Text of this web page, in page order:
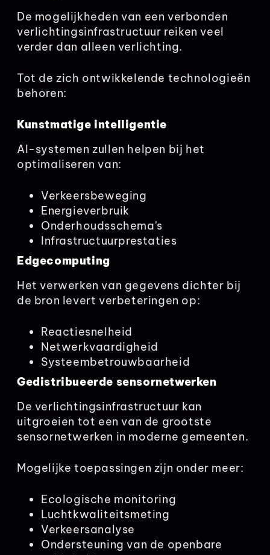
De mogelijkheden van een verbonden
verlichtingsinfrastructuur reiken veel
verder dan alleen verlichting.
Tot de zich ontwikkelende technologieën
behoren:
Kunstmatige intelligentie
AI-systemen zullen helpen bij het
optimaliseren van:
Verkeersbeweging
Energieverbruik
Onderhoudsschema's
Infrastructuurprestaties
Edgecomputing
Het verwerken van gegevens dichter bij
de bron levert verbeteringen op:
Reactiesnelheid
Netwerkvaardigheid
Systeembetrouwbaarheid
Gedistribueerde sensornetwerken
De verlichtingsinfrastructuur kan
uitgroeien tot een van de grootste
sensornetwerken in moderne gemeenten.
Mogelijke toepassingen zijn onder meer:
Ecologische monitoring
Luchtkwaliteitsmeting
Verkeersanalyse
Ondersteuning van de openbare